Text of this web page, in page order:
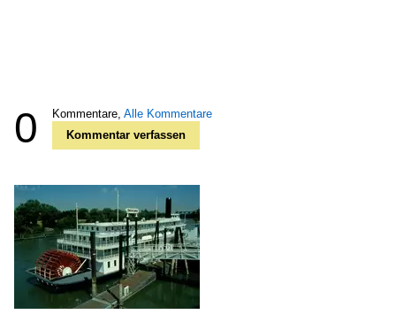
0 Kommentare, Alle Kommentare
Kommentar verfassen